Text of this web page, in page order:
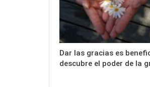
Dar las gracias es
descubre el poder de la